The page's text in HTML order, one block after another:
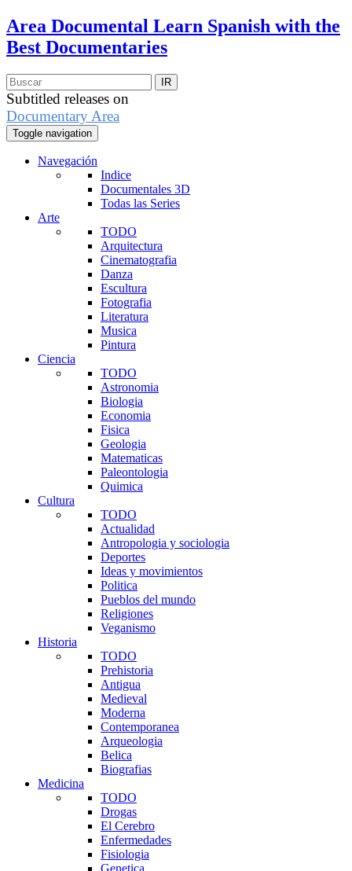
Area Documental Learn Spanish with the
Best Documentaries
Subtitled releases on
Documentary Area
Toggle navigation
Navegación
Indice
Documentales 3D
Todas las Series
Arte
TODO
Arquitectura
Cinematografia
Danza
Escultura
Fotografia
Literatura
Musica
Pintura
Ciencia
TODO
Astronomia
Biologia
Economia
Fisica
Geologia
Matematicas
Paleontologia
Quimica
Cultura
TODO
Actualidad
Antropologia y sociologia
Deportes
Ideas y movimientos
Politica
Pueblos del mundo
Religiones
Veganismo
Historia
TODO
Prehistoria
Antigua
Medieval
Moderna
Contemporanea
Arqueologia
Belica
Biografias
Medicina
TODO
Drogas
El Cerebro
Enfermedades
Fisiologia
Genetica